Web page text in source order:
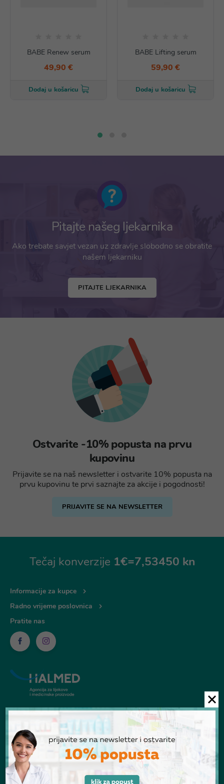
BABE Renew serum
49,90 €
Dodaj u košaricu
BABE Lifting serum
59,90 €
Dodaj u košaricu
Pitajte našeg ljekarnika
Ako trebate savjet vezan uz zdravlje slobodno se obratite
našem ljekarniku
PITAJTE LJEKARNIKA
Ostvarite -10% popusta na prvu
kupovinu
Prijavite se na naš newsletter i ostvarite 10% popusta na
prvu kupovinu te prvi saznajte za akcije i pogodnosti!
PRIJAVITE SE NA NEWSLETTER
Tečaj konverzije 1€=7,53450 kn
Informacije za kupce
Radno vrijeme poslovnica
Pratite nas
© Ljekarna Talan 2026